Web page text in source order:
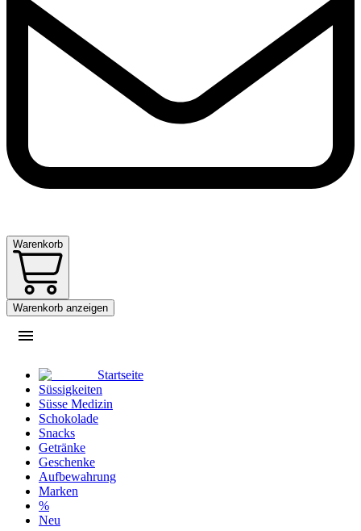
Warenkorb
Warenkorb anzeigen
Startseite
Süssigkeiten
Süsse Medizin
Schokolade
Snacks
Getränke
Geschenke
Aufbewahrung
Marken
%
Neu